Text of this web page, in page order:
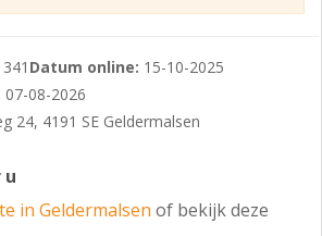
de bestemming ‘Centrum-1’,
1 (onder voorwaarden);
voorzieningen.
Datum online: 15-10-2025
07-08-2026
24, 4191 SE Geldermalsen
u
in Geldermalsen of bekijk deze